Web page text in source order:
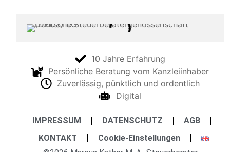
10 Jahre Erfahrung
Persönliche Beratung vom Kanzleiinhaber
Zuverlässig, pünktlich und ordentlich
Digital
IMPRESSUM DATENSCHUTZ
AGB
KONTAKT
Cookie-Einstellungen